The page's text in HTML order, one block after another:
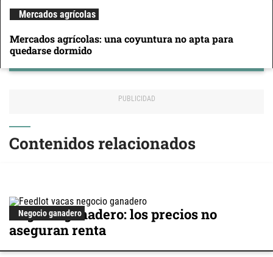
Mercados agrícolas
Mercados agrícolas: una coyuntura no apta para
quedarse dormido
Contenidos relacionados
Negocio ganadero
Negocio ganadero: los precios no
aseguran renta